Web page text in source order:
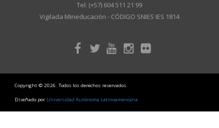
Tel: (+57) 604 511 21 99
Vigilada Mineducación - CÓDIGO SNIES IES 1814
Copyright © 2026. Todos los derechos reservados.
Diseñado por Universidad Autónoma Latinoamericana